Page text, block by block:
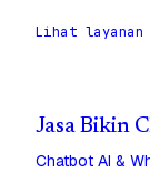
Lihat layanan
Jasa Bikin
Chatbot AI &